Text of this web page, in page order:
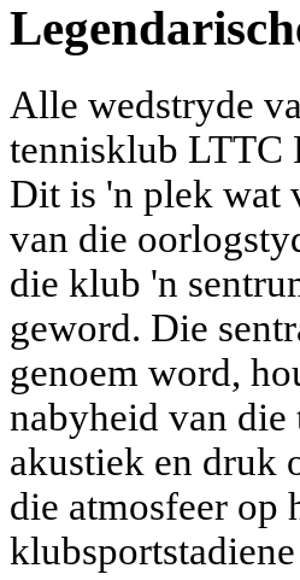
Alle wedstryde
tennisklub LTTC
Dit is 'n plek wat
van die
die klub 'n
geword. Die
genoem word,
nabyheid van die
akustiek en druk
die atmosfeer op